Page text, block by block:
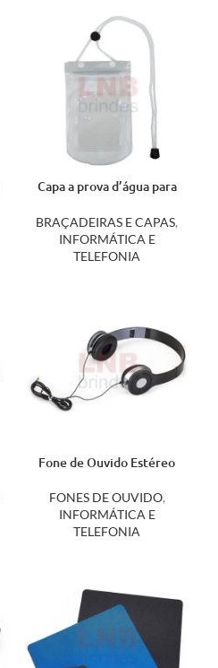
Capa a prova d’água para
BRAÇADEIRAS E CAPAS,
INFORMÁTICA E
TELEFONIA
Fone de Ouvido Estéreo
FONES DE OUVIDO,
INFORMÁTICA E
TELEFONIA